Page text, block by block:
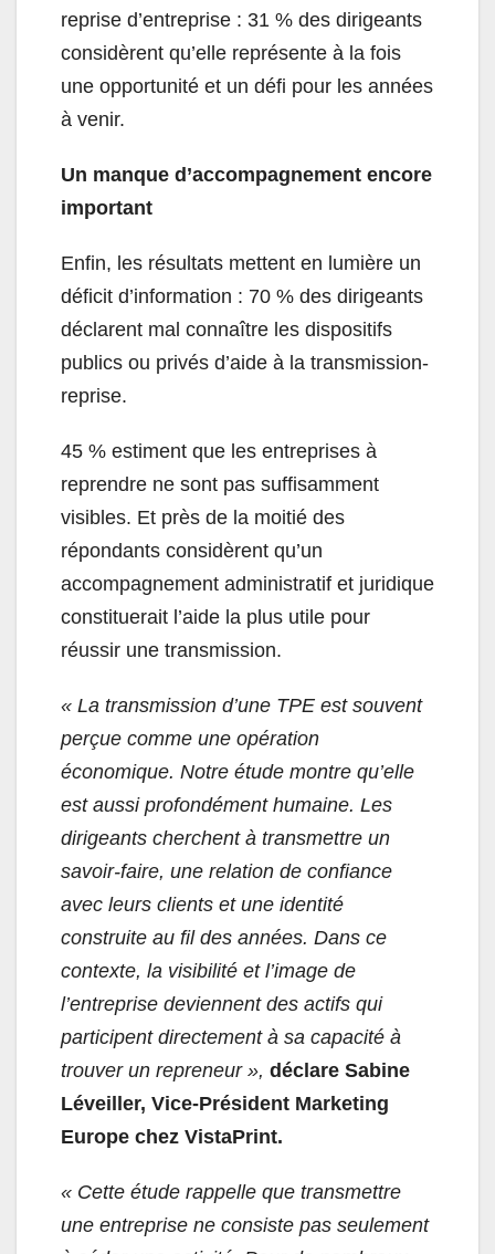
reprise d’entreprise : 31 % des dirigeants
considèrent qu’elle représente à la fois
une opportunité et un défi pour les années
à venir.
Un manque d’accompagnement encore
important
Enfin, les résultats mettent en lumière un
déficit d’information : 70 % des dirigeants
déclarent mal connaître les dispositifs
publics ou privés d’aide à la transmission-
reprise.
45 % estiment que les entreprises à
reprendre ne sont pas suffisamment
visibles. Et près de la moitié des
répondants considèrent qu’un
accompagnement administratif et juridique
constituerait l’aide la plus utile pour
réussir une transmission.
« La transmission d’une TPE est souvent
perçue comme une opération
économique. Notre étude montre qu’elle
est aussi profondément humaine. Les
dirigeants cherchent à transmettre un
savoir-faire, une relation de confiance
avec leurs clients et une identité
construite au fil des années. Dans ce
contexte, la visibilité et l’image de
l’entreprise deviennent des actifs qui
participent directement à sa capacité à
trouver un repreneur », déclare Sabine
Léveiller, Vice-Président Marketing
Europe chez VistaPrint.
« Cette étude rappelle que transmettre
une entreprise ne consiste pas seulement